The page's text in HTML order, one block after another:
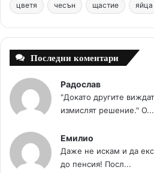
k
s
t
цветя чесън щастие яйца
Последни коментари
Радослав
"Докато другите
измислят решение." О...
Емилио
Даже не искам и да
до пенсия! Посл...